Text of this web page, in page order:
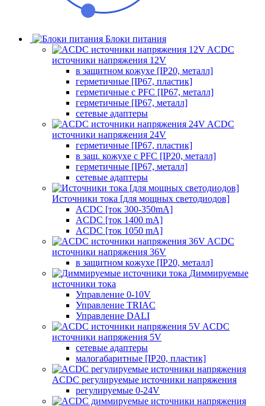
Блоки питания
ACDC
источники напряжения 12V
в защитном кожухе [IP20, металл]
герметичные [IP67, пластик]
герметичные с PFC [IP67, металл]
герметичные [IP67, металл]
сетевые адаптеры
ACDC
источники напряжения 24V
герметичные [IP67, пластик]
в защ. кожухе с PFC [IP20, металл]
герметичные [IP67, металл]
сетевые адаптеры
Источники тока [для мощных светодиодов]
ACDC [ток 300-350mA]
ACDC [ток 1400 mA]
ACDC [ток 1050 mA]
ACDC
источники напряжения 36V
в защитном кожухе [IP20, металл]
Диммируемые
источники тока
Управление 0-10V
Управление TRIAC
Управление DALI
ACDC
источники напряжения 5V
сетевые адаптеры
малогабаритные [IP20, пластик]
ACDC регулируемые источники напряжения
регулируемые 0-24V